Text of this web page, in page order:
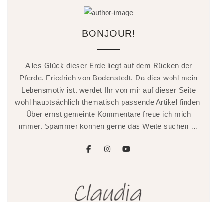
BONJOUR!
Alles Glück dieser Erde liegt auf dem Rücken der
Pferde. Friedrich von Bodenstedt. Da dies wohl mein
Lebensmotiv ist, werdet Ihr von mir auf dieser Seite
wohl hauptsächlich thematisch passende Artikel finden.
Über ernst gemeinte Kommentare freue ich mich
immer. Spammer können gerne das Weite suchen …